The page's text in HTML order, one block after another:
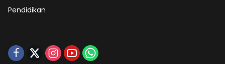
Pendidikan